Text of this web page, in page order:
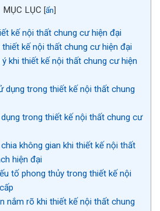
MỤC LỤC [ẩn]
kế nội thất chung cư hiện đại
kế nội thất chung cư hiện đại
khi thiết kế nội thất chung cư hiện
dụng trong thiết kế nội thất chung
trong thiết kế nội thất chung cư
không gian khi thiết kế nội thất
hiện đại
tố phong thủy trong thiết kế nội
nắm rõ khi thiết kế nội thất chung